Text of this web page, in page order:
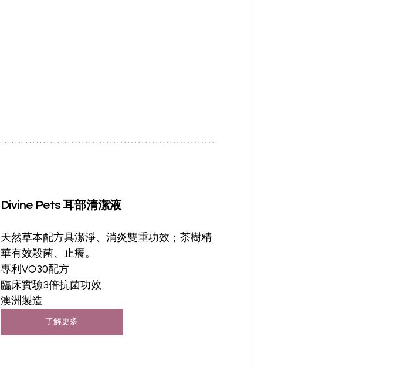
Divine Pets 耳部清潔液
天然草本配方具潔淨、消炎雙重功效；茶樹精
華有效殺菌、止癢。
專利VO30配方
臨床實驗3倍抗菌功效
澳洲製造
了解更多